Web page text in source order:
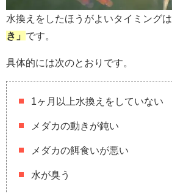
水換えをしたほうがよいタイミングは
き」 です。
具体的には次のとおりです。
1ヶ月以上水換えをしていない
メダカの動きが鈍い
メダカの餌食いが悪い
水が臭う